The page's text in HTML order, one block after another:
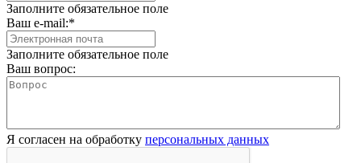
Заполните обязательное поле
Ваш e-mail:*
Заполните обязательное поле
Ваш вопрос:
Я согласен на обработку персональных данных